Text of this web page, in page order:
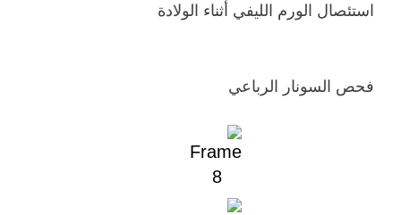
استئصال الورم الليفي أثناء الولادة
فحص السونار الرباعي